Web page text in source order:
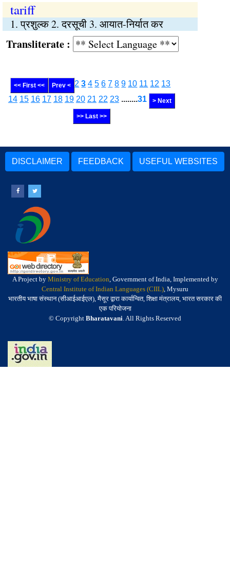
tariff
1. प्रशुल्क 2. दरसूची 3. आयात-निर्यात कर
:
<< First << Prev < 2 3 4 5 6 7 8 9 10 11 12 13
14 15 16 17 18 19 20 21 22 23 ........31 > Next
>> Last >>
DISCLAIMER FEEDBACK USEFUL WEBSITES
A Project by Ministry of Education, Government of India, Implemented by
Central Institute of Indian Languages (CIIL), Mysuru
भारतीय भाषा संस्थान (सीआईआईएल), मैसूर द्वारा कार्यान्वित, शिक्षा मंत्रालय, भारत सरकार की
एक परियोजना
© Copyright Bharatavani. All Rights Reserved